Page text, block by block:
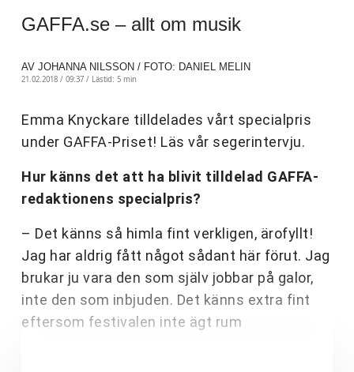
GAFFA.se – allt om musik
AV JOHANNA NILSSON / FOTO: DANIEL MELIN
21.02.2018 / 09:37 / Lästid: 5 min
Emma Knyckare tilldelades vårt specialpris
under GAFFA-Priset! Läs vår segerintervju.
Hur känns det att ha blivit tilldelad GAFFA-
redaktionens specialpris?
– Det känns så himla fint verkligen, ärofyllt!
Jag har aldrig fått något sådant här förut. Jag
brukar ju vara den som själv jobbar på galor,
inte den som inbjuden. Det känns extra fint
eftersom festivalen inte ägt rum